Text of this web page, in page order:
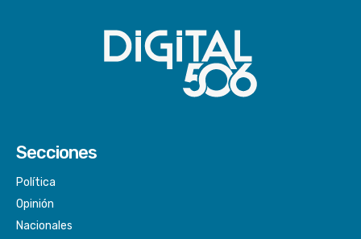
Secciones
Política
Opinión
Nacionales